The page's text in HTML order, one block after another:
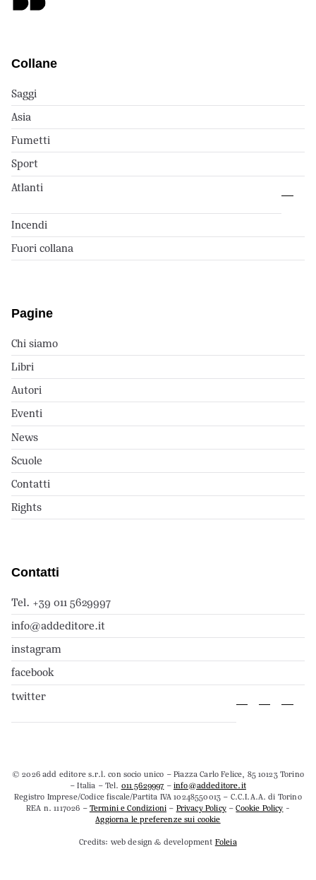
Collane
Saggi
Asia
Fumetti
Sport
Atlanti
Incendi
Fuori collana
Pagine
Chi siamo
Libri
Autori
Eventi
News
Scuole
Contatti
Rights
Contatti
Tel. +39 011 5629997
info@addeditore.it
instagram
facebook
twitter
© 2026 add editore s.r.l. con socio unico – Piazza Carlo Felice, 85 10123 Torino
– Italia – Tel. 011 5629997 –info@addeditore.it
Registro Imprese/Codice fiscale/Partita IVA 10248550013 – C.C.I.A.A. di Torino
REA n. 1117026 –Termini e Condizioni – Privacy Policy–Cookie Policy -
Aggiorna le preferenze sui cookie
Credits: web design & development Foleia